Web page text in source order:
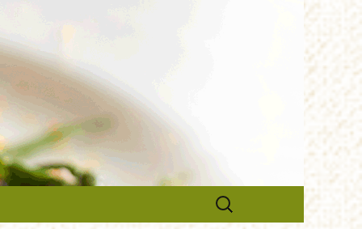
チェ』の
理スタッフの求人情報まで幅
検